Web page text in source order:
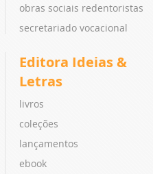
obras sociais redentoristas
secretariado vocacional
Editora Ideias &
Letras
livros
coleções
lançamentos
ebook